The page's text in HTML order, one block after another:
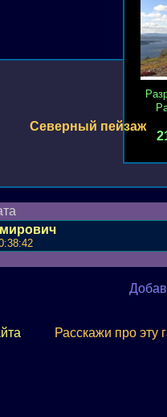
Северный пейзаж
Расскажи про эту